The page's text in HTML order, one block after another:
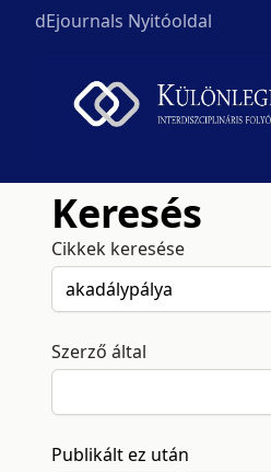
dEjournals Nyitóoldal
Keresés
Cikkek keresése
Szerző által
Publikált ez után